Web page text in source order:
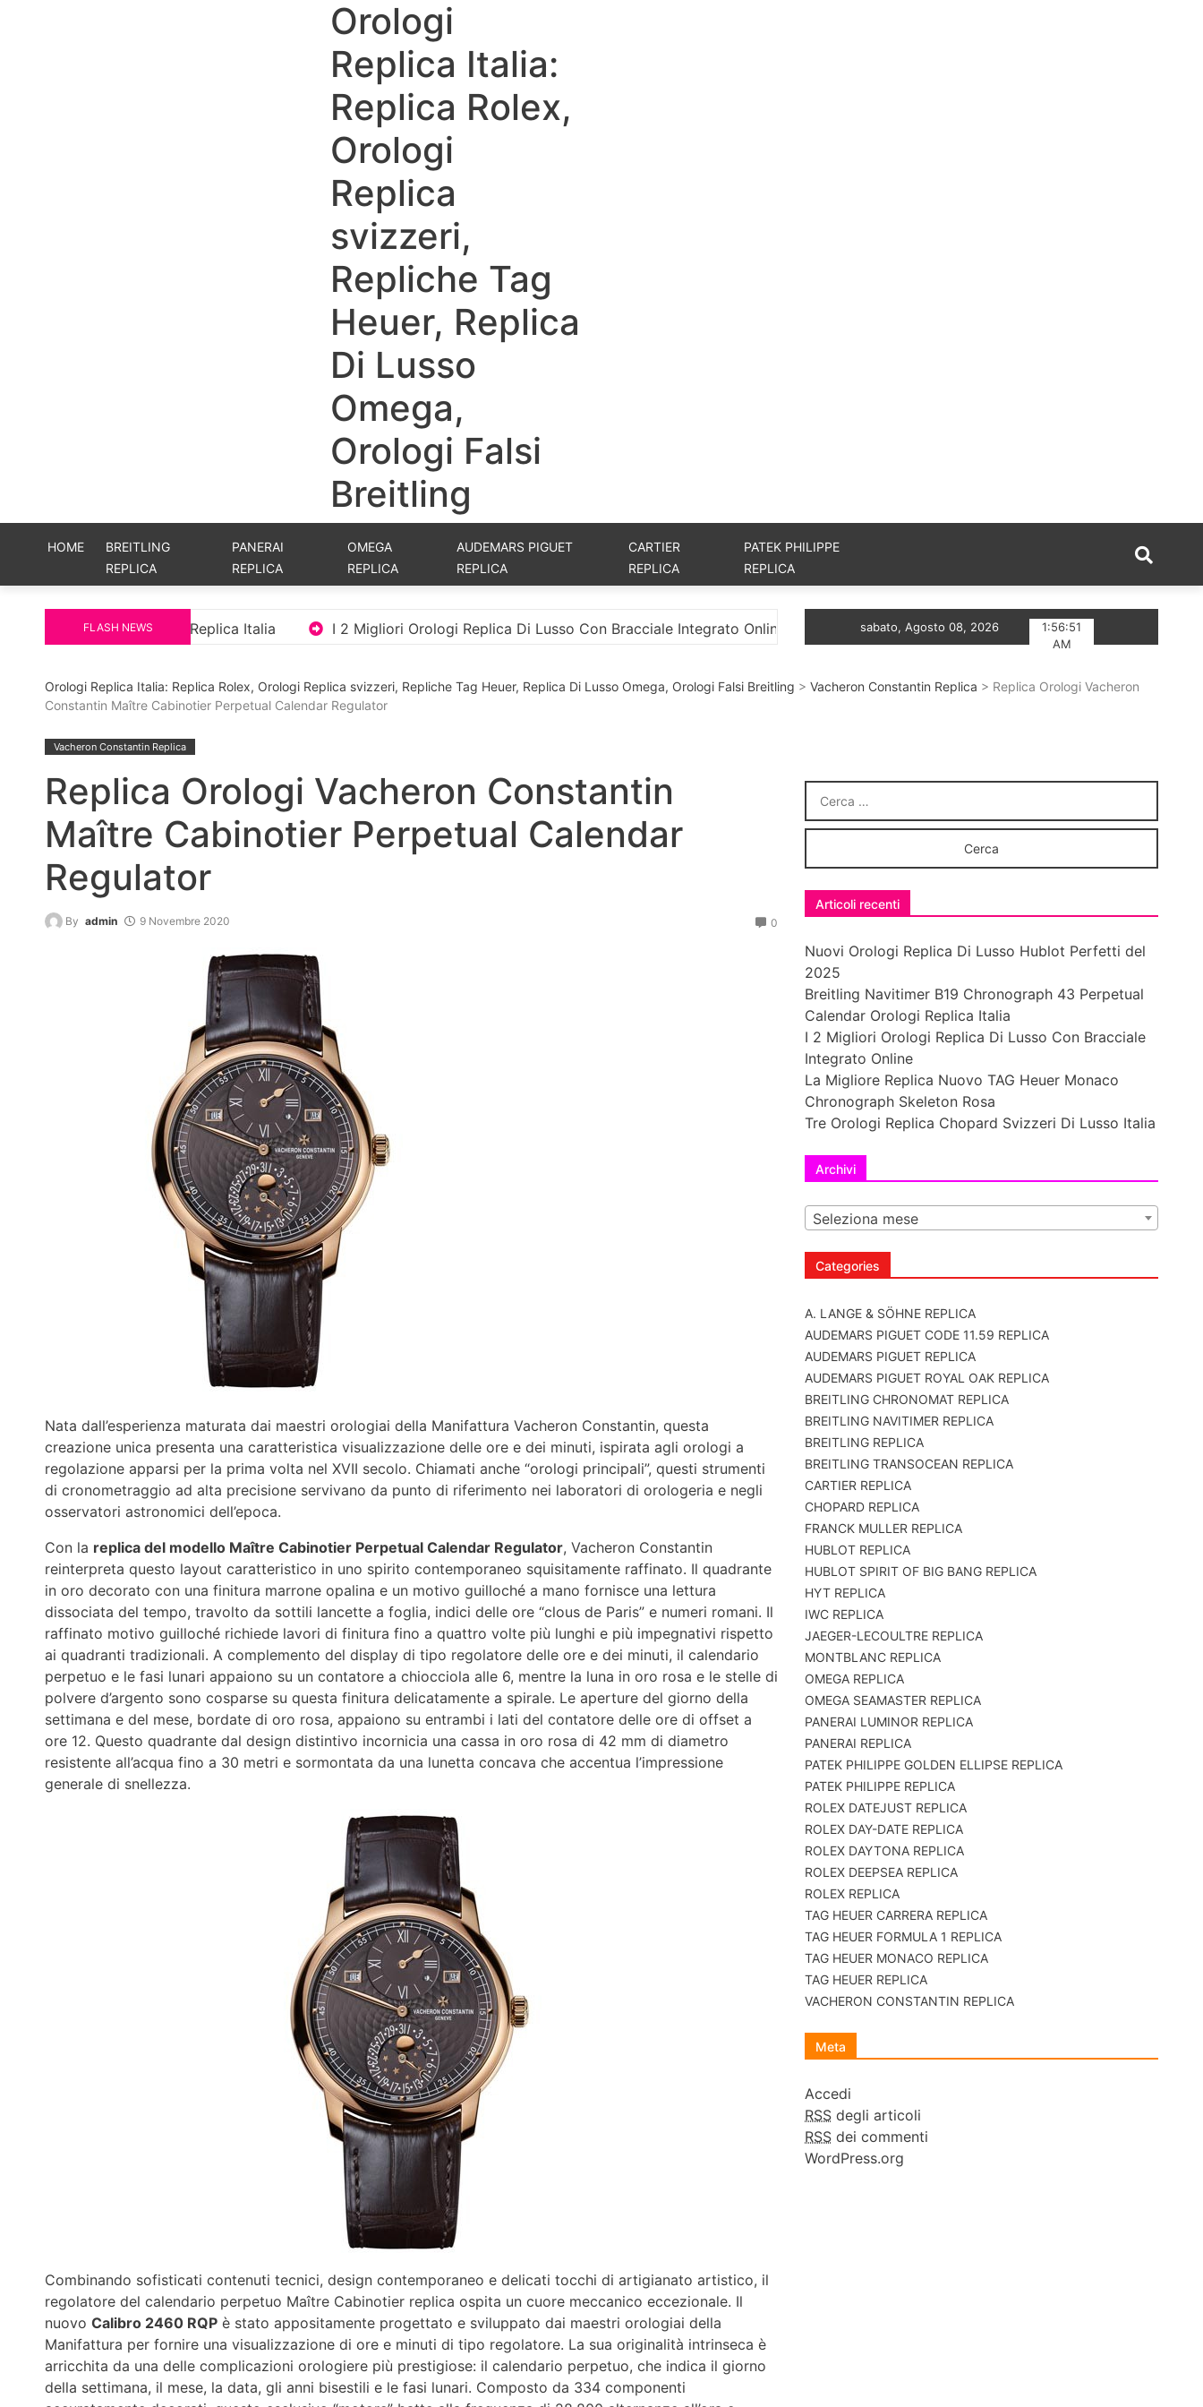
Orologi
Replica Italia:
Replica Rolex,
Orologi
Replica
svizzeri,
Repliche Tag
Heuer, Replica
Di Lusso
Omega,
Orologi Falsi
Breitling
HOME
BREITLING
REPLICA
PANERAI
REPLICA
OMEGA
REPLICA
AUDEMARS PIGUET
REPLICA
CARTIER
REPLICA
PATEK PHILIPPE
REPLICA
FLASH NEWS
Orologi Replica Italia I 2 Migliori Orologi Replica Di Lusso Con Bracciale Integrato Online La Migliore Replica Nuovo TAG Heuer Monaco Chronograph
sabato, Agosto 08, 2026
1:56:51
AM
Orologi Replica Italia: Replica Rolex, Orologi Replica svizzeri, Repliche Tag Heuer, Replica Di Lusso Omega, Orologi Falsi Breitling > Vacheron Constantin Replica > Replica Orologi Vacheron
Constantin Maître Cabinotier Perpetual Calendar Regulator
Vacheron Constantin Replica
Replica Orologi Vacheron Constantin
Maître Cabinotier Perpetual Calendar
Regulator
By admin 9 Novembre 2020 0
Nata dall’esperienza maturata dai maestri orologiai della Manifattura Vacheron Constantin, questa
creazione unica presenta una caratteristica visualizzazione delle ore e dei minuti, ispirata agli orologi a
regolazione apparsi per la prima volta nel XVII secolo. Chiamati anche “orologi principali”, questi strumenti
di cronometraggio ad alta precisione servivano da punto di riferimento nei laboratori di orologeria e negli
osservatori astronomici dell’epoca.
Con la replica del modello Maître Cabinotier Perpetual Calendar Regulator, Vacheron Constantin
reinterpreta questo layout caratteristico in uno spirito contemporaneo squisitamente raffinato. Il quadrante
in oro decorato con una finitura marrone opalina e un motivo guilloché a mano fornisce una lettura
dissociata del tempo, travolto da sottili lancette a foglia, indici delle ore “clous de Paris” e numeri romani. Il
raffinato motivo guilloché richiede lavori di finitura fino a quattro volte più lunghi e più impegnativi rispetto
ai quadranti tradizionali. A complemento del display di tipo regolatore delle ore e dei minuti, il calendario
perpetuo e le fasi lunari appaiono su un contatore a chiocciola alle 6, mentre la luna in oro rosa e le stelle di
polvere d’argento sono cosparse su questa finitura delicatamente a spirale. Le aperture del giorno della
settimana e del mese, bordate di oro rosa, appaiono su entrambi i lati del contatore delle ore di offset a
ore 12. Questo quadrante dal design distintivo incornicia una cassa in oro rosa di 42 mm di diametro
resistente all’acqua fino a 30 metri e sormontata da una lunetta concava che accentua l’impressione
generale di snellezza.
Combinando sofisticati contenuti tecnici, design contemporaneo e delicati tocchi di artigianato artistico, il
regolatore del calendario perpetuo Maître Cabinotier replica ospita un cuore meccanico eccezionale. Il
nuovo Calibro 2460 RQP è stato appositamente progettato e sviluppato dai maestri orologiai della
Manifattura per fornire una visualizzazione di ore e minuti di tipo regolatore. La sua originalità intrinseca è
arricchita da una delle complicazioni orologiere più prestigiose: il calendario perpetuo, che indica il giorno
della settimana, il mese, la data, gli anni bisestili e le fasi lunari. Composto da 334 componenti
Articoli recenti
Nuovi Orologi Replica Di Lusso Hublot Perfetti del
2025
Breitling Navitimer B19 Chronograph 43 Perpetual
Calendar Orologi Replica Italia
I 2 Migliori Orologi Replica Di Lusso Con Bracciale
Integrato Online
La Migliore Replica Nuovo TAG Heuer Monaco
Chronograph Skeleton Rosa
Tre Orologi Replica Chopard Svizzeri Di Lusso Italia
Archivi
Seleziona mese
Categories
A. LANGE & SÖHNE REPLICA
AUDEMARS PIGUET CODE 11.59 REPLICA
AUDEMARS PIGUET REPLICA
AUDEMARS PIGUET ROYAL OAK REPLICA
BREITLING CHRONOMAT REPLICA
BREITLING NAVITIMER REPLICA
BREITLING REPLICA
BREITLING TRANSOCEAN REPLICA
CARTIER REPLICA
CHOPARD REPLICA
FRANCK MULLER REPLICA
HUBLOT REPLICA
HUBLOT SPIRIT OF BIG BANG REPLICA
HYT REPLICA
IWC REPLICA
JAEGER-LECOULTRE REPLICA
MONTBLANC REPLICA
OMEGA REPLICA
OMEGA SEAMASTER REPLICA
PANERAI LUMINOR REPLICA
PANERAI REPLICA
PATEK PHILIPPE GOLDEN ELLIPSE REPLICA
PATEK PHILIPPE REPLICA
ROLEX DATEJUST REPLICA
ROLEX DAY-DATE REPLICA
ROLEX DAYTONA REPLICA
ROLEX DEEPSEA REPLICA
ROLEX REPLICA
TAG HEUER CARRERA REPLICA
TAG HEUER FORMULA 1 REPLICA
TAG HEUER MONACO REPLICA
TAG HEUER REPLICA
VACHERON CONSTANTIN REPLICA
Meta
Accedi
RSS degli articoli
RSS dei commenti
WordPress.org